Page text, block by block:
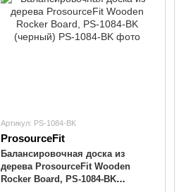
Артикул: PS-1084-BK
ProsourceFit
Балансировочная доска из
дерева ProsourceFit Wooden
Rocker Board, PS-1084-BK